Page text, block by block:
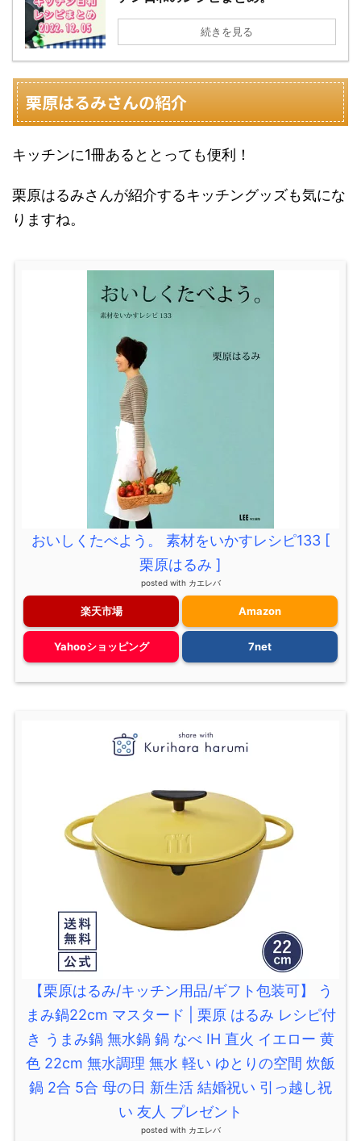
続きを見る
栗原はるみさんの紹介
キッチンに1冊あるととっても便利！
栗原はるみさんが紹介するキッチングッズも気にな
りますね。
おいしくたべよう。 素材をいかすレシピ133 [
栗原はるみ ]
posted with カエレバ
楽天市場 Amazon
Yahooショッピング 7net
【栗原はるみ/キッチン用品/ギフト包装可】 う
まみ鍋22cm マスタード | 栗原 はるみ レシピ付
き うまみ鍋 無水鍋 鍋 なべ IH 直火 イエロー 黄
色 22cm 無水調理 無水 軽い ゆとりの空間 炊飯
鍋 2合 5合 母の日 新生活 結婚祝い 引っ越し祝
い 友人 プレゼント
posted with カエレバ